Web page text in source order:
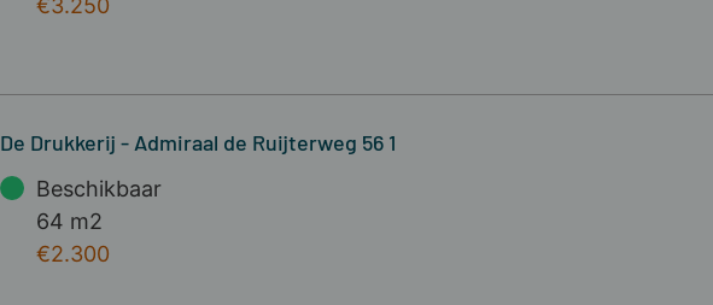
€3.250
De Drukkerij - Admiraal de Ruijterweg 56 1
Beschikbaar
64 m2
€2.300